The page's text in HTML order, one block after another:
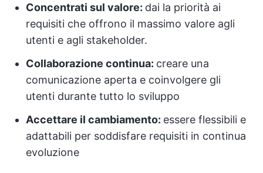
Concentrati sul valore: dai la priorità ai
requisiti che offrono il massimo valore agli
utenti e agli stakeholder.
Collaborazione continua: creare una
comunicazione aperta e coinvolgere gli
utenti durante tutto lo sviluppo
Accettare il cambiamento: essere flessibili e
adattabili per soddisfare requisiti in continua
evoluzione